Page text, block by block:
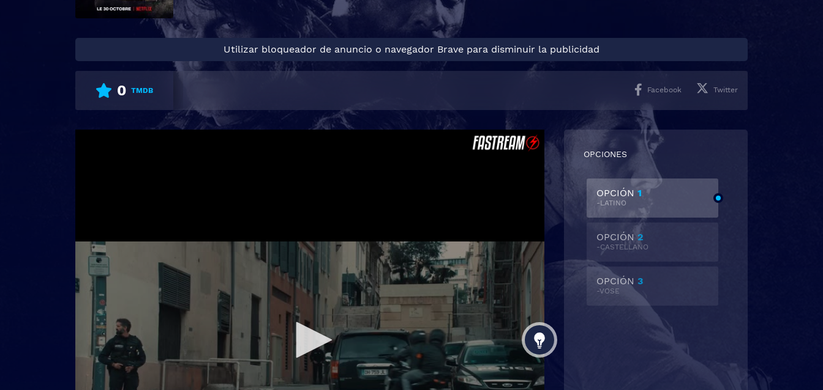
Utilizar bloqueador de anuncio o navegador Brave para disminuir la publicidad
0 TMDB Facebook Twitter
OPCIONES
OPCIÓN 1
-LATINO
OPCIÓN 2
-CASTELLANO
OPCIÓN 3
-VOSE